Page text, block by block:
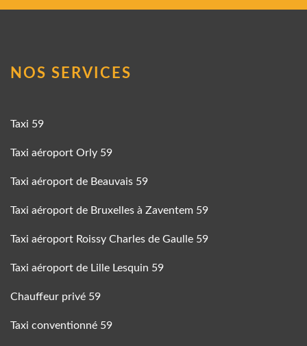
NOS SERVICES
Taxi 59
Taxi aéroport Orly 59
Taxi aéroport de Beauvais 59
Taxi aéroport de Bruxelles à Zaventem 59
Taxi aéroport Roissy Charles de Gaulle 59
Taxi aéroport de Lille Lesquin 59
Chauffeur privé 59
Taxi conventionné 59